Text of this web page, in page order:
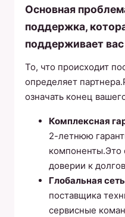
Основная
поддержка,
поддерживает вас
То, что происходит
определяет
означать конец
Комплексная
2-летнюю
компоненты.Это
доверии к
Глобальная
поставщика
сервисные